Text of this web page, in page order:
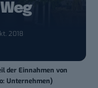
2018
der Einnahmen von
Unternehmen)